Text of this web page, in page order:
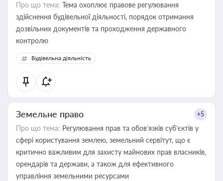
Про що тема: Тема охоплює правове регулювання
здійснення будівельної діяльності, порядок отримання
дозвільних документів та проходження державного
контролю
Будівельна діяльність
Земельне право +5
Про що тема: Регулювання прав та обов’язків суб’єктів у
сфері користування землею, земельний сервітут, що є
критично важливим для захисту майнових прав власників,
орендарів та держави, а також для ефективного
управління земельними ресурсами